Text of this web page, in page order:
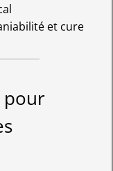
et cure
pour